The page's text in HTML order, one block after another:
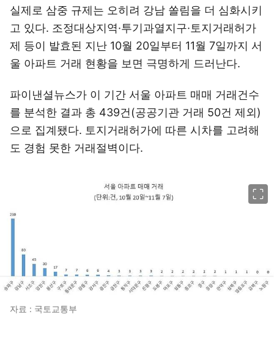
실제로 삼중 규제는 오히려 강남 쏠림을 더 심화시키
고 있다. 조정대상지역·투기과열지구·토지거래허가
제 등이 발효된 지난 10월 20일부터 11월 7일까지 서
울 아파트 거래 현황을 보면 극명하게 드러난다.
파이낸셜뉴스가 이 기간 서울 아파트 매매 거래건수
를 분석한 결과 총 439건(공공기관 거래 50건 제외)
으로 집계됐다. 토지거래허가에 따른 시차를 고려해
도 경험 못한 거래절벽이다.
자료 : 국토교통부